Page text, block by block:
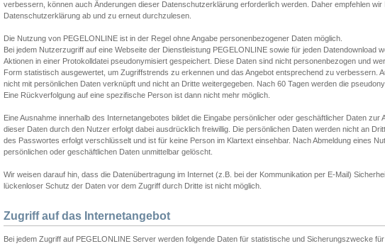
verbessern, können auch Änderungen dieser Datenschutzerklärung erforderlich werden. Daher empfehlen wir
Datenschutzerklärung ab und zu erneut durchzulesen.
Die Nutzung von PEGELONLINE ist in der Regel ohne Angabe personenbezogener Daten möglich.
Bei jedem Nutzerzugriff auf eine Webseite der Dienstleistung PEGELONLINE sowie für jeden Datendownload
Aktionen in einer Protokolldatei pseudonymisiert gespeichert. Diese Daten sind nicht personenbezogen und
Form statistisch ausgewertet, um Zugriffstrends zu erkennen und das Angebot entsprechend zu verbessern.
nicht mit persönlichen Daten verknüpft und nicht an Dritte weitergegeben. Nach 60 Tagen werden die
Eine Rückverfolgung auf eine spezifische Person ist dann nicht mehr möglich.
Eine Ausnahme innerhalb des Internetangebotes bildet die Eingabe persönlicher oder geschäftlicher Daten zur
dieser Daten durch den Nutzer erfolgt dabei ausdrücklich freiwillig. Die persönlichen Daten werden nicht an
des Passwortes erfolgt verschlüsselt und ist für keine Person im Klartext einsehbar. Nach Abmeldung eines
persönlichen oder geschäftlichen Daten unmittelbar gelöscht.
Wir weisen darauf hin, dass die Datenübertragung im Internet (z.B. bei der Kommunikation per E-Mail)
lückenloser Schutz der Daten vor dem Zugriff durch Dritte ist nicht möglich.
Zugriff auf das Internetangebot
Bei jedem Zugriff auf PEGELONLINE Server werden folgende Daten für statistische und Sicherungszwecke